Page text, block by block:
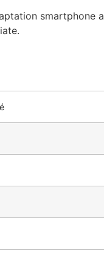
smartphone a